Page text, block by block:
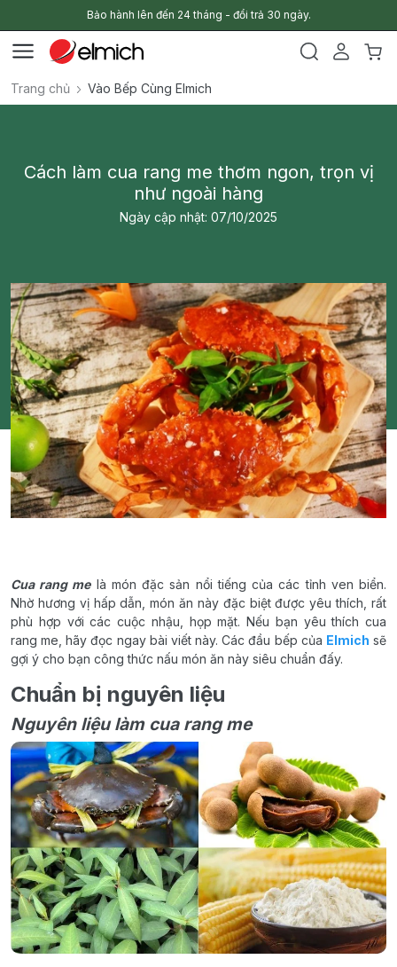
Bảo hành lên đến 24 tháng - đổi trả 30 ngày.
Trang chủ Vào Bếp Cùng Elmich
Cách làm cua rang me thơm ngon, trọn vị
như ngoài hàng
Ngày cập nhật: 07/10/2025
Cua rang melà món đặc sản nổi tiếng của các tỉnh ven biển.
Nhờ hương vị hấp dẫn, món ăn này đặc biệt được yêu thích, rất
phù hợp với các cuộc nhậu, họp mặt. Nếu bạn yêu thích cua
rang me, hãy đọc ngay bài viết này. Các đầu bếp của Elmich sẽ
gợi ý cho bạn công thức nấu món ăn này siêu chuẩn đấy.
Chuẩn bị nguyên liệu
Nguyên liệu làm cua rang me